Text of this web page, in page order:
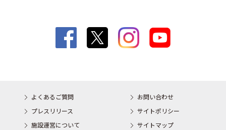
よくあるご質問
お問い合わせ
プレスリリース
サイトポリシー
施設運営について
サイトマップ